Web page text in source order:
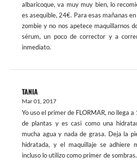
albaricoque, va muy muy bien, lo
es asequible, 24€. Para esas mañanas
zombie y no nos apetece maquillarnos
sérum, un poco de corrector y a
inmediato.
TANIA
Mar 01, 2017
Yo uso el primer de FLORMAR, no llega
de plantas y es casi como una
mucha agua y nada de grasa. Deja la
hidratada, y el maquillaje se adhiere
incluso lo utilizo como primer de